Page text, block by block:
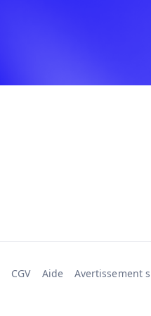
CGV Aide Avertissement